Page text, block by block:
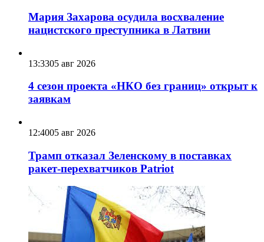
Мария Захарова осудила восхваление
нацистского преступника в Латвии
13:3305 авг 2026
4 сезон проекта «НКО без границ» открыт к
заявкам
12:4005 авг 2026
Трамп отказал Зеленскому в поставках
ракет-перехватчиков Patriot